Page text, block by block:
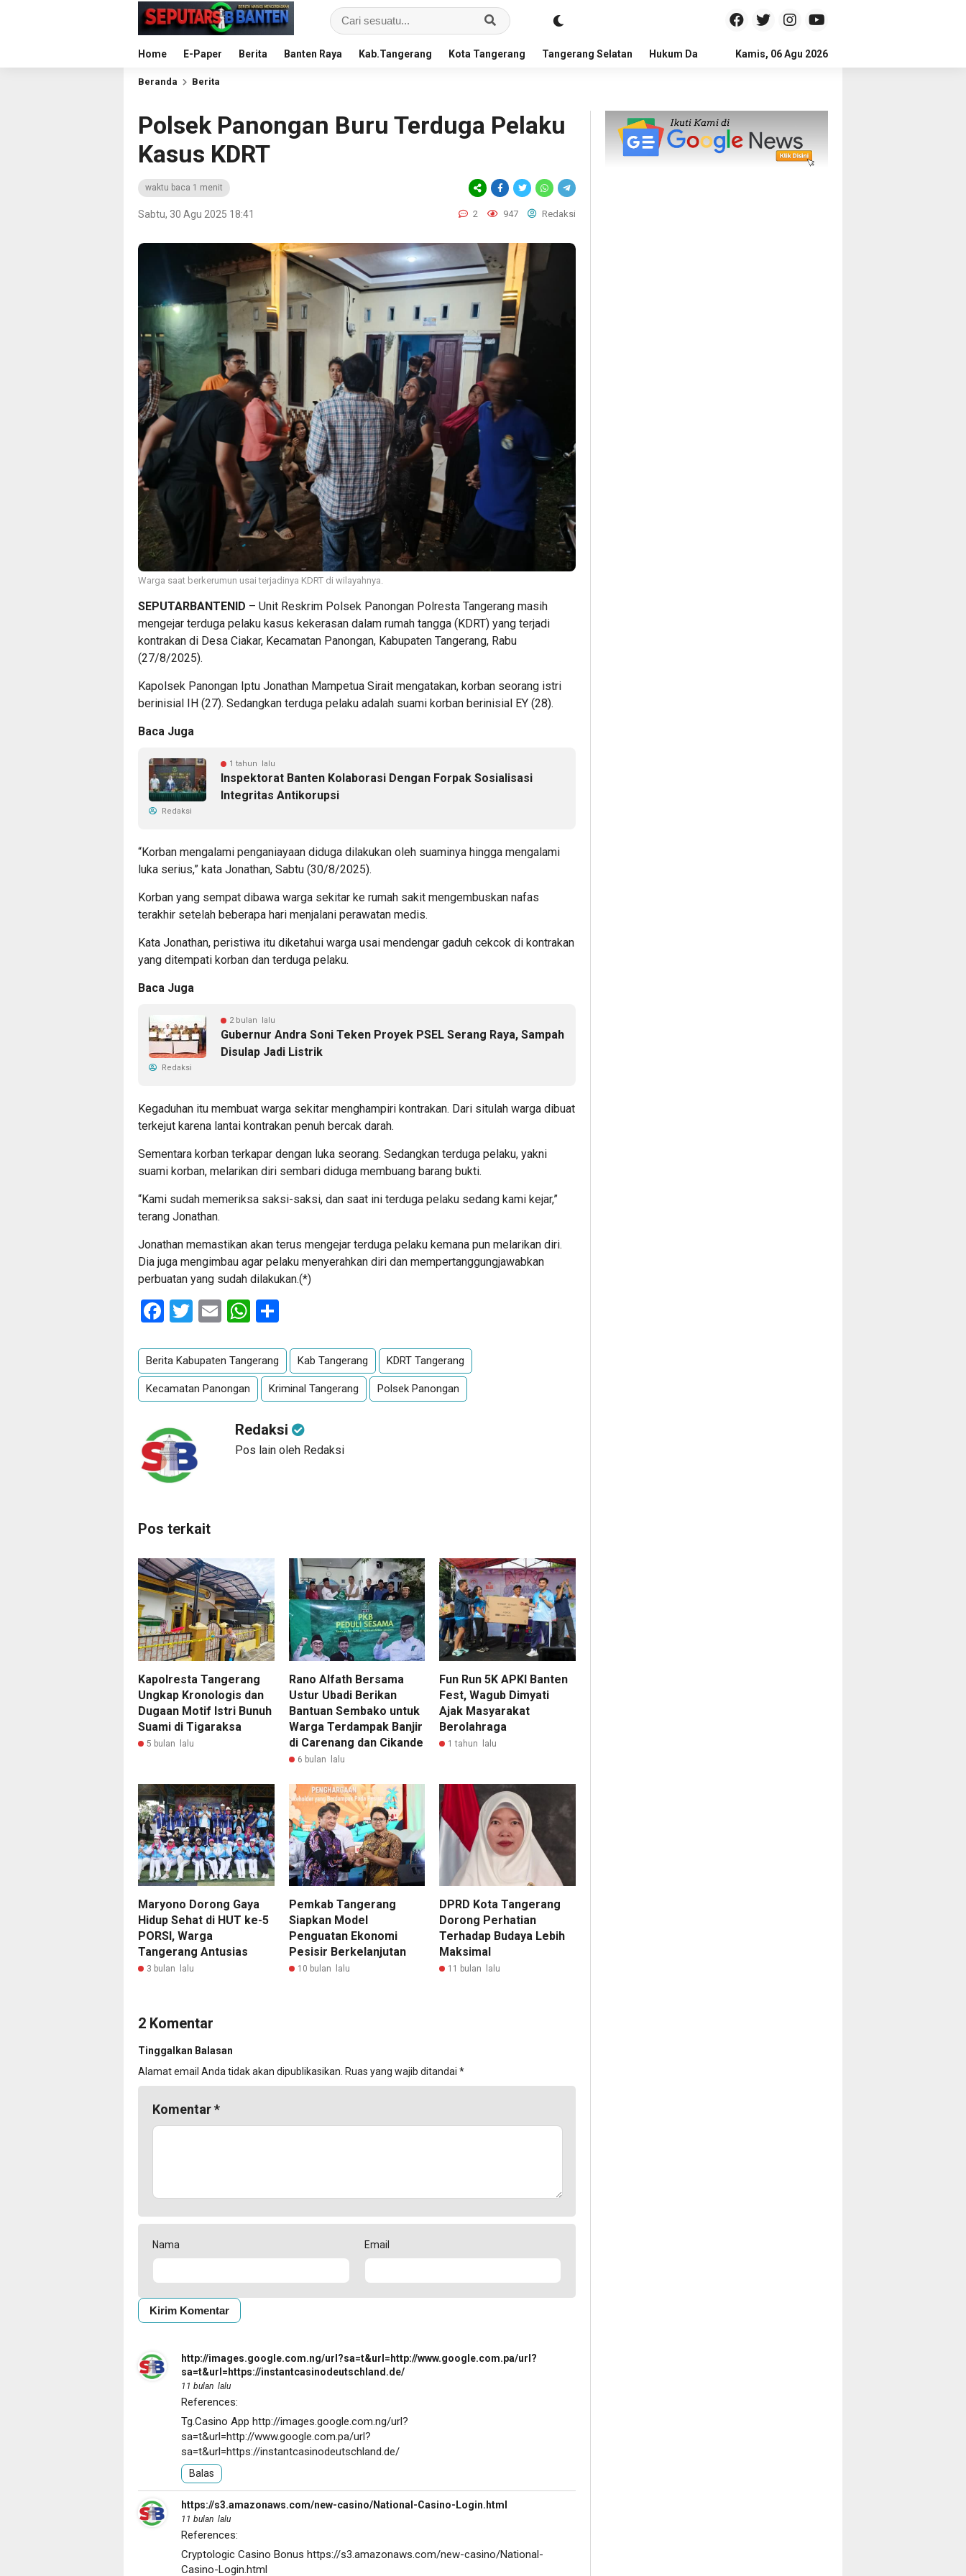
Home E-Paper Berita Banten Raya Kab.Tangerang Kota Tangerang Tangerang Selatan Hukum Dan Kriminal Politik Pendidikan
Kamis, 06 Agu 2026
Beranda Berita
Polsek Panongan Buru Terduga Pelaku
Kasus KDRT
waktu baca 1 menit
Sabtu, 30 Agu 2025 18:41 2 947 Redaksi
Warga saat berkerumun usai terjadinya KDRT di wilayahnya.
SEPUTARBANTENID – Unit Reskrim Polsek Panongan Polresta Tangerang masih
mengejar terduga pelaku kasus kekerasan dalam rumah tangga (KDRT) yang terjadi
kontrakan di Desa Ciakar, Kecamatan Panongan, Kabupaten Tangerang, Rabu
(27/8/2025).
Kapolsek Panongan Iptu Jonathan Mampetua Sirait mengatakan, korban seorang istri
berinisial IH (27). Sedangkan terduga pelaku adalah suami korban berinisial EY (28).
Baca Juga
1 tahun lalu
Inspektorat Banten Kolaborasi Dengan Forpak Sosialisasi
Integritas Antikorupsi
Redaksi
“Korban mengalami penganiayaan diduga dilakukan oleh suaminya hingga mengalami
luka serius,” kata Jonathan, Sabtu (30/8/2025).
Korban yang sempat dibawa warga sekitar ke rumah sakit mengembuskan nafas
terakhir setelah beberapa hari menjalani perawatan medis.
Kata Jonathan, peristiwa itu diketahui warga usai mendengar gaduh cekcok di kontrakan
yang ditempati korban dan terduga pelaku.
Baca Juga
2 bulan lalu
Gubernur Andra Soni Teken Proyek PSEL Serang Raya, Sampah
Disulap Jadi Listrik
Redaksi
Kegaduhan itu membuat warga sekitar menghampiri kontrakan. Dari situlah warga dibuat
terkejut karena lantai kontrakan penuh bercak darah.
Sementara korban terkapar dengan luka seorang. Sedangkan terduga pelaku, yakni
suami korban, melarikan diri sembari diduga membuang barang bukti.
“Kami sudah memeriksa saksi-saksi, dan saat ini terduga pelaku sedang kami kejar,”
terang Jonathan.
Jonathan memastikan akan terus mengejar terduga pelaku kemana pun melarikan diri.
Dia juga mengimbau agar pelaku menyerahkan diri dan mempertanggungjawabkan
perbuatan yang sudah dilakukan.(*)
Facebook
Twitter
EmailWhatsApp
Berita Kabupaten Tangerang Kab Tangerang KDRT Tangerang
Kecamatan Panongan Kriminal Tangerang Polsek Panongan
Redaksi
Pos lain oleh Redaksi
Pos terkait
Kapolresta Tangerang
Ungkap Kronologis dan
Dugaan Motif Istri Bunuh
Suami di Tigaraksa
5 bulan lalu
Rano Alfath Bersama
Ustur Ubadi Berikan
Bantuan Sembako untuk
Warga Terdampak Banjir
di Carenang dan Cikande
6 bulan lalu
Fun Run 5K APKI Banten
Fest, Wagub Dimyati
Ajak Masyarakat
Berolahraga
1 tahun lalu
Maryono Dorong Gaya
Hidup Sehat di HUT ke-5
PORSI, Warga
Tangerang Antusias
3 bulan lalu
Pemkab Tangerang
Siapkan Model
Penguatan Ekonomi
Pesisir Berkelanjutan
10 bulan lalu
DPRD Kota Tangerang
Dorong Perhatian
Terhadap Budaya Lebih
Maksimal
11 bulan lalu
2 Komentar
Tinggalkan Balasan
Alamat email Anda tidak akan dipublikasikan. Ruas yang wajib ditandai *
Komentar*
Nama Email
http://images.google.com.ng/url?sa=t&url=http://www.google.com.pa/url?
sa=t&url=https://instantcasinodeutschland.de/
11 bulan lalu
References:
Tg.Casino App http://images.google.com.ng/url?
sa=t&url=http://www.google.com.pa/url?
sa=t&url=https://instantcasinodeutschland.de/
Balas
https://s3.amazonaws.com/new-casino/National-Casino-Login.html
11 bulan lalu
References:
Cryptologic Casino Bonus https://s3.amazonaws.com/new-casino/National-
Casino-Login.html